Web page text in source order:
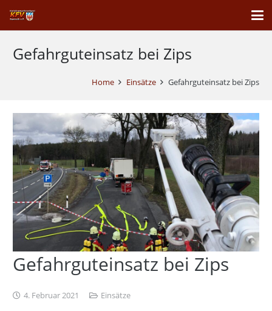
Gefahrguteinsatz bei Zips
Home Einsätze Gefahrguteinsatz bei Zips
Gefahrguteinsatz bei Zips
4. Februar 2021 Einsätze